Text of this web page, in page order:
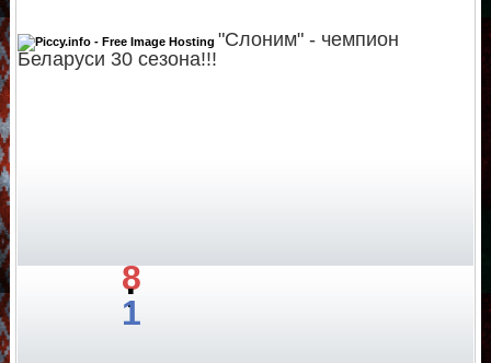
"Слоним" - чемпион
Беларуси 30 сезона!!!
8
:
1